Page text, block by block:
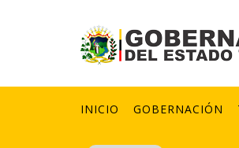
INICIO GOBERNACIÓN